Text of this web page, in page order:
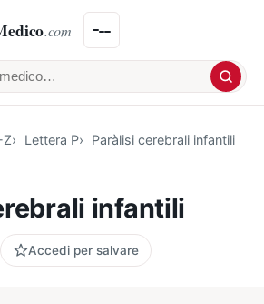
.com
medico
Z Lettera P Paràlisi cerebrali infantili
infantili
Accedi per salvare